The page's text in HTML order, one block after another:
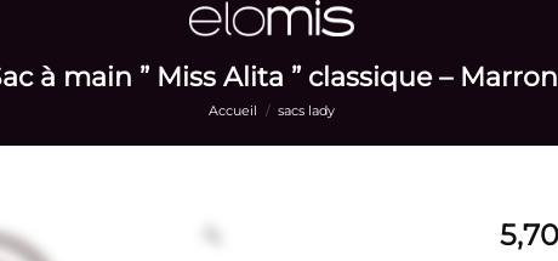
à main ” Miss Alita ” classique – Marron
Accueil / sacs lady